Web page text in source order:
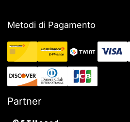
Metodi di Pagamento
Partner